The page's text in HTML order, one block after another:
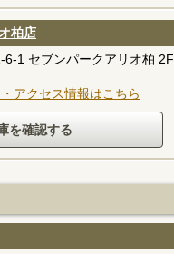
柏店
6-1 セブンパークアリオ柏 2F
アクセス情報はこちら